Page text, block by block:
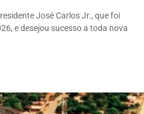
José Carlos Jr., que foi
e desejou sucesso a toda nova